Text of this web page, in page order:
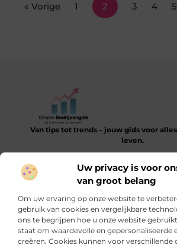
Uw privacy is voor
van groot belang
Om uw ervaring op onze website te
gebruik van cookies en vergelijkbare
ons te begrijpen hoe u onze website
staat om waardevolle en gepersonaliseerde
creëren. Cookies kunnen voor verschillende
« Vorige 1 2 3 4 5
Van tips tot trends – jouw gids voor
leven.
helpen bij het ontdekken, leren en
routine.
Bericht categorie